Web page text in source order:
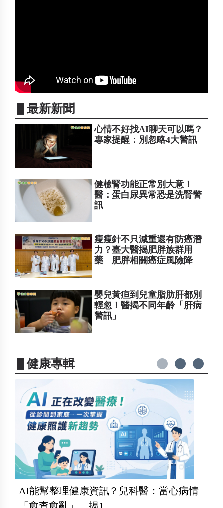
▋最新新聞
心情不好找AI聊天可以嗎？
專家提醒：別忽略4大警訊
健檢腎功能正常別大意！
醫：蛋白尿異常恐是洗腎警
訊
瘦瘦針不只減重還有防癌潛
力？臺大醫揭肥胖族群用
藥 肥胖相關癌症風險降
嬰兒黃疸到兒童脂肪肝都別
輕忽！醫揭不同年齡「肝病
警訊」
▋健康專輯
AI能幫整理健康資訊？兒科醫：當心病情
「愈查愈亂」 揭1...